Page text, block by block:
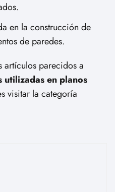
en la construcción de
de paredes.
artículos parecidos a
utilizadas en planos
visitar la categoría